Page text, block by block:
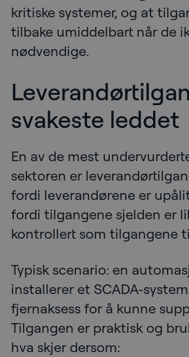
kritiske systemer, og at
tilbake umiddelbart når de
nødvendige.
svakeste leddet
En av de mest
sektoren er
fordi leverandørene er
fordi tilgangene sjelden er
kontrollert som tilgangene
Typisk scenario: en
installerer et SCADA-
fjernaksess for å kunne
Tilgangen er praktisk og
hva skjer dersom: